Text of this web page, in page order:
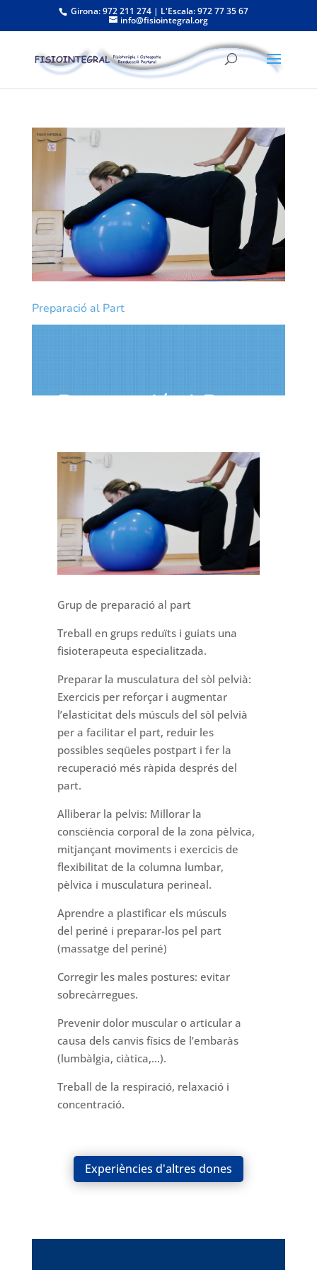
Girona: 972 211 274 | L'Escala: 972 77 35 67
info@fisiointegral.org
Preparació al Part
Preparació al Part
Grup de preparació al part
Treball en grups reduïts i guiats una
fisioterapeuta especialitzada.
Preparar la musculatura del sòl pelvià:
Exercicis per reforçar i augmentar
l’elasticitat dels músculs del sòl pelvià
per a facilitar el part, reduir les
possibles seqüeles postpart i fer la
recuperació més ràpida després del
part.
Alliberar la pelvis: Millorar la
consciència corporal de la zona pèlvica,
mitjançant moviments i exercicis de
flexibilitat de la columna lumbar,
pèlvica i musculatura perineal.
Aprendre a plastificar els músculs
del periné i preparar-los pel part
(massatge del periné)
Corregir les males postures: evitar
sobrecàrregues.
Prevenir dolor muscular o articular a
causa dels canvis físics de l’embaràs
(lumbàlgia, ciàtica,...).
Treball de la respiració, relaxació i
concentració.
Experiències d'altres dones